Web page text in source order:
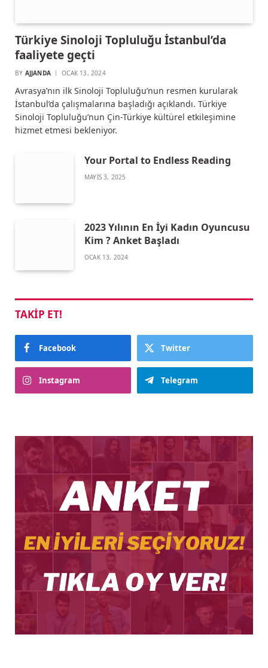
Türkiye Sinoloji Topluluğu İstanbul’da
faaliyete geçti
BY AJJANDA OCAK 13, 2024
Avrasya’nın ilk Sinoloji Topluluğu’nun resmen kurularak
İstanbul’da çalışmalarına başladığı açıklandı. Türkiye
Sinoloji Topluluğu’nun Çin-Türkiye kültürel etkileşimine
hizmet etmesi bekleniyor.
Your Portal to Endless Reading
MAYIS 3, 2025
2023 Yılının En İyi Kadın Oyuncusu
Kim ? Anket Başladı
OCAK 13, 2024
TAKIP ET!
Facebook Twitter
Instagram Telegram